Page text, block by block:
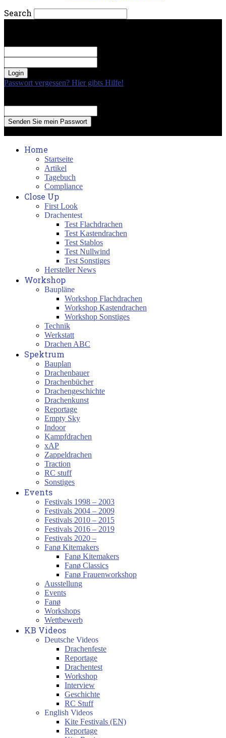
Search
Passwort vergessen? Hier gibts Hilfe!
Home
Startseite
Artikel
Tagebuch
Compliance
Close Up
First Look
Drachentest
Test Flachdrachen
Test Kastendrachen
Test Stablos
Test Nullwind
Test Sonstiges
Hersteller News
Workshop
Baupläne
Workshop Flachdrachen
Workshop Kastendrachen
Workshop Sonstiges
Technik
Werkstatt
Drachen ABC
Spektrum
Bauplan
Drachenbauer
Drachenbücher
Drachengeschichte
Drachenkunst
Reportage
Empty Sky
Indoor
Kampfdrachen
xAP
Zappeldrachen
Traction
RC stuff
Sonstiges
Events
Festivals 1998 – 2003
Festivals 2004 – 2009
Festivals 2010 – 2015
Festivals 2016 – 2019
Festivals 2020 –
Fanø Kitemakers
Fanø Kitemakers
Fanø Classics
Fanø Frauenworkshop
Ausstellung
Events
Fanø
Workshops
Wettbewerb
KB Videos
Deutsche Videos
Drachenfeste
Reportage
Drachentest
Workshop
Interview
Geschichte
RC Stuff
English Videos
Kite Festivals (EN)
Reportage